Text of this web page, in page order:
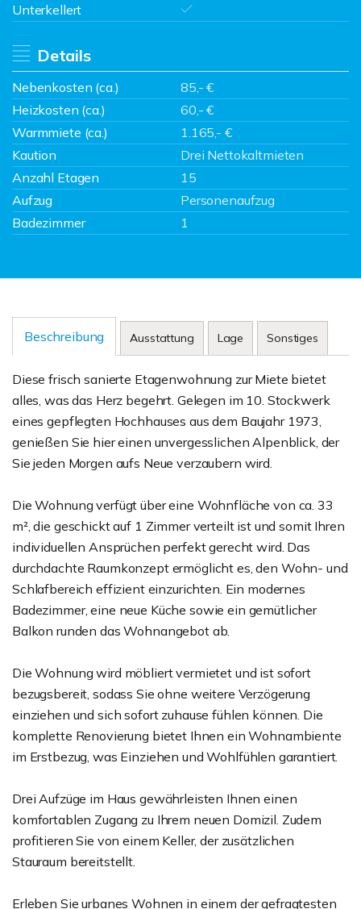
Unterkellert
Details
Nebenkosten (ca.)
85,- €
Heizkosten (ca.)
60,- €
Warmmiete (ca.)
1.165,- €
Kaution
Drei Nettokaltmieten
Anzahl Etagen
15
Aufzug
Personenaufzug
Badezimmer
1
Beschreibung Ausstattung Lage Sonstiges
Diese frisch sanierte Etagenwohnung zur Miete bietet
alles, was das Herz begehrt. Gelegen im 10. Stockwerk
eines gepflegten Hochhauses aus dem Baujahr 1973,
genießen Sie hier einen unvergesslichen Alpenblick, der
Sie jeden Morgen aufs Neue verzaubern wird.
Die Wohnung verfügt über eine Wohnfläche von ca. 33
m², die geschickt auf 1 Zimmer verteilt ist und somit Ihren
individuellen Ansprüchen perfekt gerecht wird. Das
durchdachte Raumkonzept ermöglicht es, den Wohn- und
Schlafbereich effizient einzurichten. Ein modernes
Badezimmer, eine neue Küche sowie ein gemütlicher
Balkon runden das Wohnangebot ab.
Die Wohnung wird möbliert vermietet und ist sofort
bezugsbereit, sodass Sie ohne weitere Verzögerung
einziehen und sich sofort zuhause fühlen können. Die
komplette Renovierung bietet Ihnen ein Wohnambiente
im Erstbezug, was Einziehen und Wohlfühlen garantiert.
Drei Aufzüge im Haus gewährleisten Ihnen einen
komfortablen Zugang zu Ihrem neuen Domizil. Zudem
profitieren Sie von einem Keller, der zusätzlichen
Stauraum bereitstellt.
Erleben Sie urbanes Wohnen in einem der gefragtesten